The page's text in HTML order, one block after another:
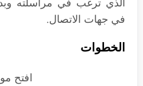
في جهات الاتصال.
الخطوات
افتح